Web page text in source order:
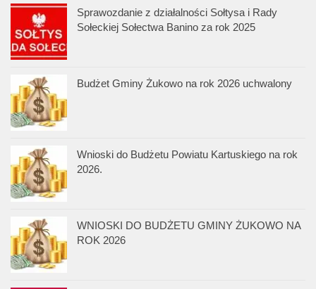
Sprawozdanie z działalności Sołtysa i Rady
Sołeckiej Sołectwa Banino za rok 2025
Budżet Gminy Żukowo na rok 2026 uchwalony
Wnioski do Budżetu Powiatu Kartuskiego na rok
2026.
WNIOSKI DO BUDŻETU GMINY ŻUKOWO NA
ROK 2026